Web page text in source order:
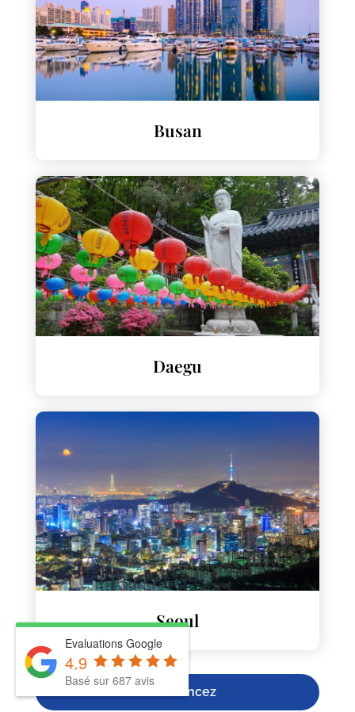
Busan
Daegu
Seoul
Commencez
Evaluations Google
4.9
Basé sur 687 avis